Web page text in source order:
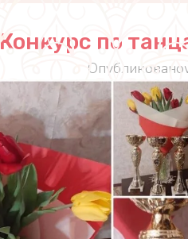
Конкурс по
Опубликовано